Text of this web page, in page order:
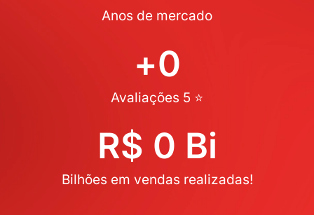
Anos de mercado
Avaliações 5 ⭐
+0
Bilhões em vendas realizadas!
R$ 0 Bi